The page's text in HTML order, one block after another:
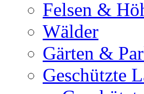
Felsen &
Wälder
Gärten &
Geschützte